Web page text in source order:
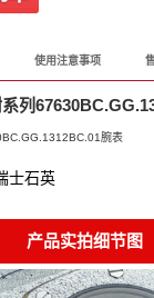
使用注意事项
列
腕表
士石英
产品实拍细节图